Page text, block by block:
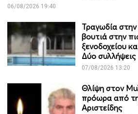
06/08/2026 19:40
Τραγωδία στην
βουτιά στην
ξενοδοχείου
Δύο συλλήψεις
07/08/2026 13:20
Θλίψη στον
πρόωρα από
Αριστείδης